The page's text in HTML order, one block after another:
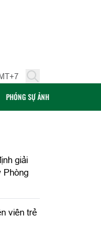
PHÓNG SỰ ẢNH
giải
Phòng
viên trẻ